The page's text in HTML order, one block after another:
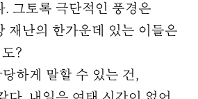
. 그토록 극단적인 풍경은
재난의 한가운데 있는 이들은
?
하게 말할 수 있는 건,